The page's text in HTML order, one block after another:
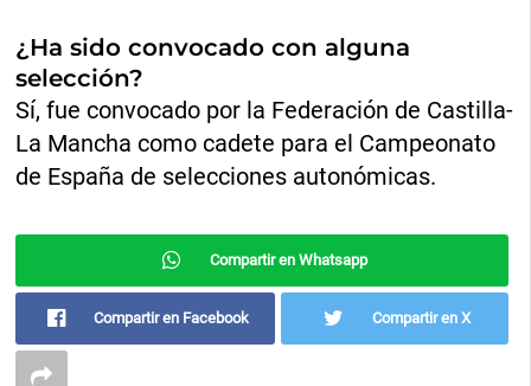
¿Ha sido convocado con alguna
selección?
Sí, fue convocado por la Federación de Castilla-
La Mancha como cadete para el Campeonato
de España de selecciones autonómicas.
Compartir en Whatsapp
Compartir en Facebook Compartir en X